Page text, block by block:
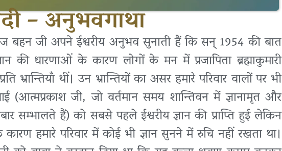
– अनुभवगाथा
बहन जी अपने ईश्वरीय अनुभव सुनाती हैं कि सन् 1954 की बात
की धारणाओं के कारण लोगों के मन में प्रजापिता ब्रह्माकुमारी
भ्रान्तियाँ थीं। उन भ्रान्तियों का असर हमारे परिवार वालों पर भी
(आत्मप्रकाश जी, जो वर्तमान समय शान्तिवन में ज्ञानामृत और
सम्भालते हैं) को सबसे पहले ईश्वरीय ज्ञान की प्राप्ति हुई लेकिन
हमारे परिवार में कोई भी ज्ञान सुनने में रुचि नहीं रखता था।